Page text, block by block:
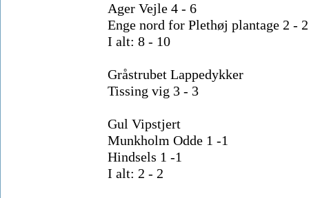
Ager Vejle 4 - 6
Enge nord for Plethøj plantage 2 - 2
I alt: 8 - 10
Gråstrubet Lappedykker
Tissing vig 3 - 3
Gul Vipstjert
Munkholm Odde 1 -1
Hindsels 1 -1
I alt: 2 - 2